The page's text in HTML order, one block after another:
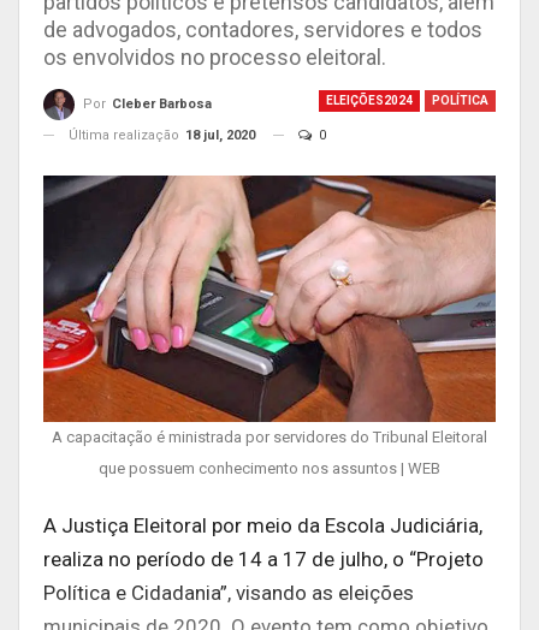
de advogados, contadores, servidores e todos
os envolvidos no processo eleitoral.
ELEIÇÕES2024 POLÍTICA
Por Cleber Barbosa
Última realização 18 jul, 2020 0
A capacitação é ministrada por servidores do Tribunal Eleitoral
que possuem conhecimento nos assuntos | WEB
A Justiça Eleitoral por meio da Escola Judiciária,
realiza no período de 14 a 17 de julho, o “Projeto
Política e Cidadania”, visando as eleições